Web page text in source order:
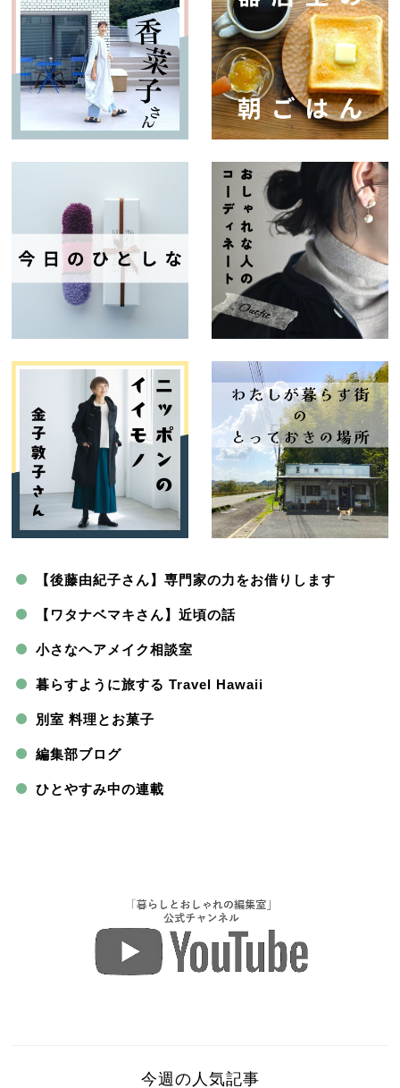
【後藤由紀子さん】専門家の力をお借りします
【ワタナベマキさん】近頃の話
小さなヘアメイク相談室
暮らすように旅する Travel Hawaii
別室 料理とお菓子
編集部ブログ
ひとやすみ中の連載
今週の人気記事